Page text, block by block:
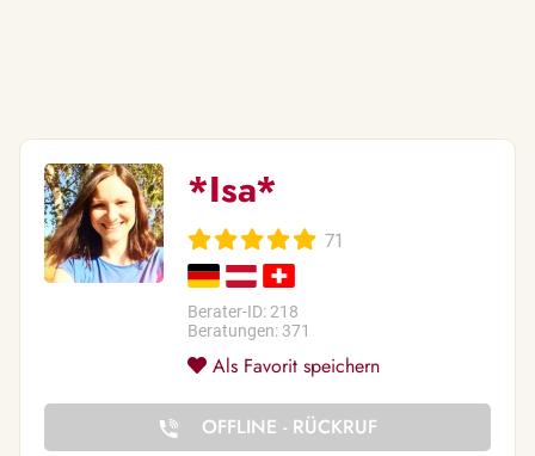
*Isa*
71
Berater-ID: 218
Beratungen: 371
Als Favorit speichern
OFFLINE - RÜCKRUF